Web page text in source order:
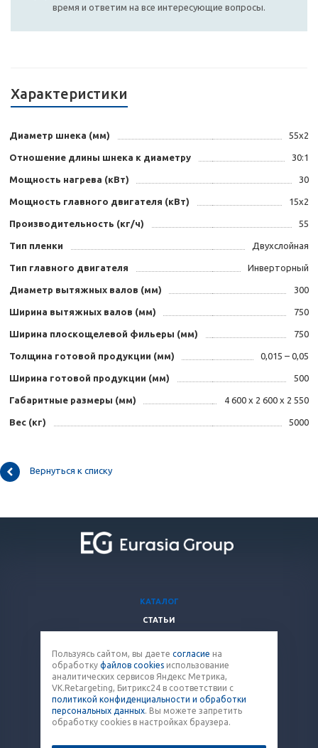
время и ответим на все интересующие вопросы.
Характеристики
Диаметр шнека (мм) 55х2
Отношение длины шнека к диаметру 30:1
Мощность нагрева (кВт) 30
Мощность главного двигателя (кВт) 15х2
Производительность (кг/ч) 55
Тип пленки Двухслойная
Тип главного двигателя Инверторный
Диаметр вытяжных валов (мм) 300
Ширина вытяжных валов (мм) 750
Ширина плоскощелевой фильеры (мм) 750
Толщина готовой продукции (мм) 0,015 – 0,05
Ширина готовой продукции (мм) 500
Габаритные размеры (мм) 4 600 х 2 600 х 2 550
Вес (кг) 5000
Вернуться к списку
КАТАЛОГ
СТАТЬИ
КОМПАНИЯ
КОНТАКТЫ
8 (800) 707-12-53
paket@eq-mail.ru
Пользуясь сайтом, вы даете согласие на
обработку файлов cookies использование
аналитических сервисов Яндекс Метрика,
VK.Retargeting, Битрикс24 в соответствии с
политикой конфиденциальности и обработки
персональных данных. Вы можете запретить
обработку cookies в настройках браузера.